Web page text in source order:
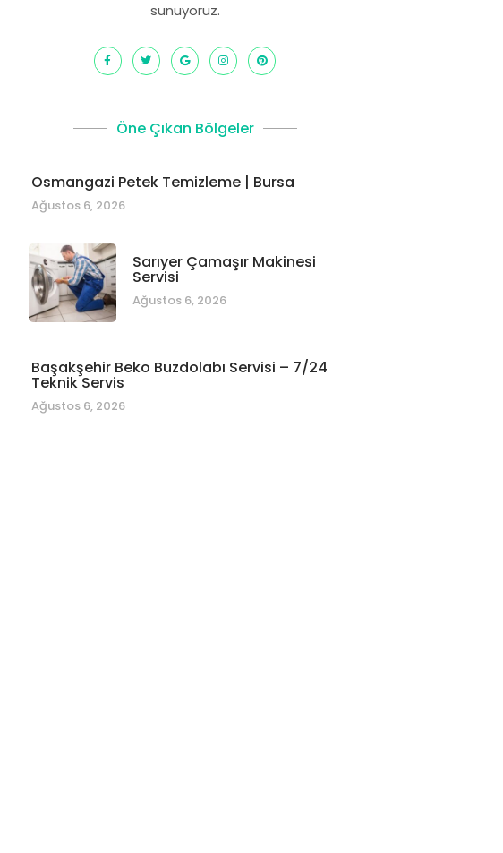
sunuyoruz.
Öne Çıkan Bölgeler
Osmangazi Petek Temizleme | Bursa
Ağustos 6, 2026
Sarıyer Çamaşır Makinesi
Servisi
Ağustos 6, 2026
Başakşehir Beko Buzdolabı Servisi – 7/24
Teknik Servis
Ağustos 6, 2026